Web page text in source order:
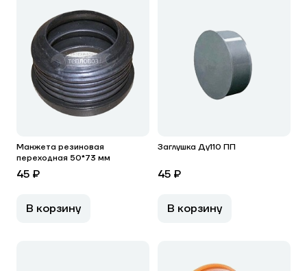
Манжета резиновая
переходная 50*73 мм
45 ₽
В корзину
Заглушка Ду110 ПП
45 ₽
В корзину